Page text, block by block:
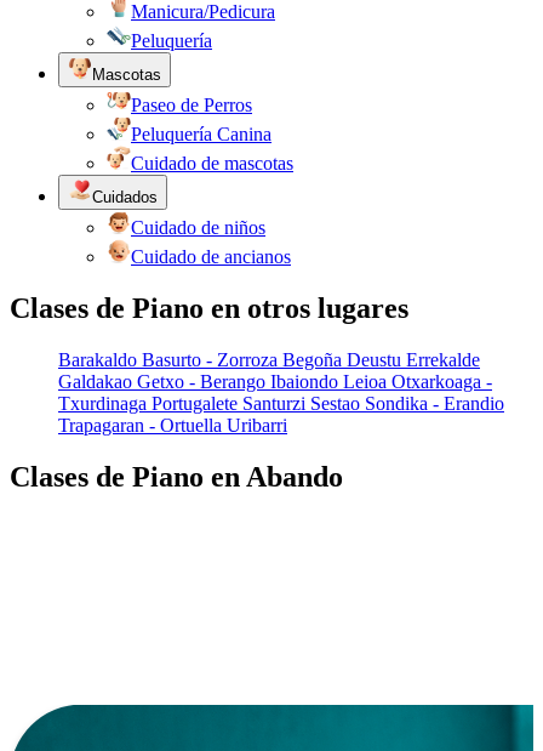
Manicura/Pedicura
Peluquería
Mascotas
Paseo de Perros
Peluquería Canina
Cuidado de mascotas
Cuidados
Cuidado de niños
Cuidado de ancianos
Clases de Piano en otros lugares
Barakaldo Basurto - Zorroza Begoña Deustu Errekalde
Galdakao Getxo - Berango Ibaiondo Leioa Otxarkoaga -
Txurdinaga Portugalete Santurzi Sestao Sondika - Erandio
Trapagaran - Ortuella Uribarri
Clases de Piano en Abando